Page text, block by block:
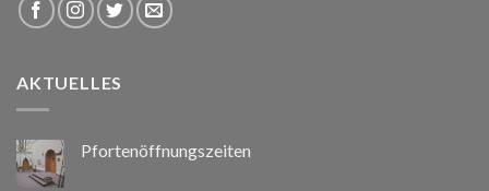
AKTUELLES
Pfortenöffnungszeiten